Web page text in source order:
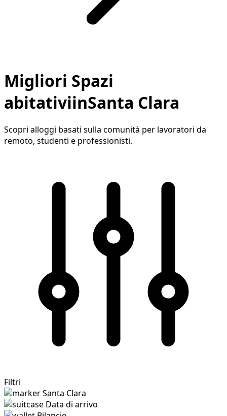
Migliori Spazi
abitativiinSanta Clara
Scopri alloggi basati sulla comunità per lavoratori da
remoto, studenti e professionisti.
Filtri
Santa Clara
Data di arrivo